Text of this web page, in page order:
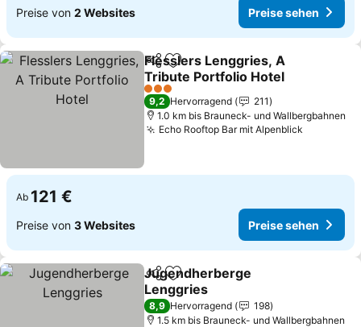
Preise von 2 Websites Preise sehen
TeilenZu Favoriten hinzufügen
Flesslers Lenggries, A
Tribute Portfolio Hotel
Preise sehen
3 Sterne
9,2 Hervorragend
211
1.0 km bis Brauneck- und Wallbergbahnen
Echo Rooftop Bar mit Alpenblick
Ab 121 €
Preise von 3 Websites Preise sehen
TeilenZu Favoriten hinzufügen
Jugendherberge
Lenggries
Preise sehen
8,9 Hervorragend
198
1.5 km bis Brauneck- und Wallbergbahnen